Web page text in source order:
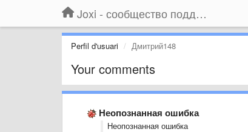
Joxi - сообщество поддержки
Perfil d'usuari Дмитрий148
Your comments
Неопознанная ошибка
Неопознанная ошибка